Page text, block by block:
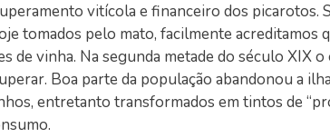
vitícola e financeiro dos picarotos.
tomados pelo mato, facilmente acreditamos
de vinha. Na segunda metade do século XIX
Boa parte da população abandonou a
entretanto transformados em tintos de